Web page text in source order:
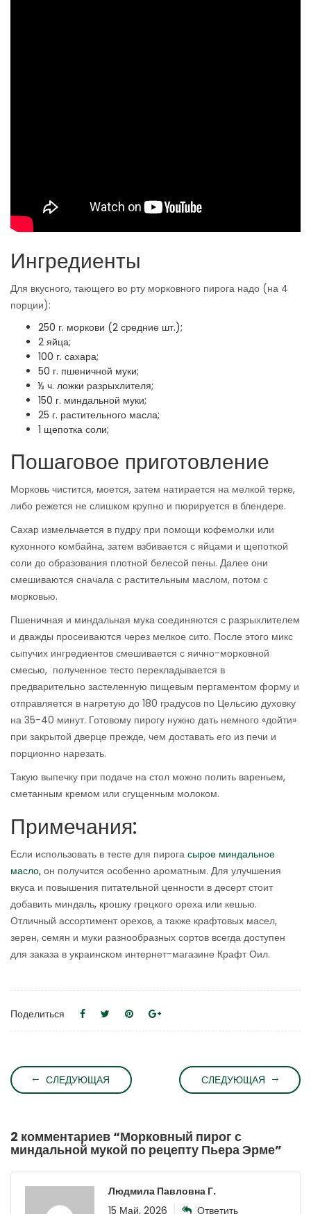
Ингредиенты
Для вкусного, тающего во рту морковного пирога надо (на 4
порции):
250 г. моркови (2 средние шт.);
2 яйца;
100 г. сахара;
50 г. пшеничной муки;
½ ч. ложки разрыхлителя;
150 г. миндальной муки;
25 г. растительного масла;
1 щепотка соли;
Пошаговое приготовление
Морковь чистится, моется, затем натирается на мелкой терке,
либо режется не слишком крупно и пюрируется в блендере.
Сахар измельчается в пудру при помощи кофемолки или
кухонного комбайна, затем взбивается с яйцами и щепоткой
соли до образования плотной белесой пены. Далее они
смешиваются сначала с растительным маслом, потом с
морковью.
Пшеничная и миндальная мука соединяются с разрыхлителем
и дважды просеиваются через мелкое сито. После этого микс
сыпучих ингредиентов смешивается с яично-морковной
смесью, полученное тесто перекладывается в
предварительно застеленную пищевым пергаментом форму и
отправляется в нагретую до 180 градусов по Цельсию духовку
на 35-40 минут. Готовому пирогу нужно дать немного «дойти»
при закрытой дверце прежде, чем доставать его из печи и
порционно нарезать.
Такую выпечку при подаче на стол можно полить вареньем,
сметанным кремом или сгущенным молоком.
Примечания:
Если использовать в тесте для пирога сырое миндальное
масло, он получится особенно ароматным. Для улучшения
вкуса и повышения питательной ценности в десерт стоит
добавить миндаль, крошку грецкого ореха или кешью.
Отличный ассортимент орехов, а также крафтовых масел,
зерен, семян и муки разнообразных сортов всегда доступен
для заказа в украинском интернет-магазине Крафт Оил.
Поделиться
СЛЕДУЮЩАЯ СЛЕДУЮЩАЯ
2 комментариев “Морковный пирог с
миндальной мукой по рецепту Пьера Эрме”
Людмила Павловна Г.
15 Май, 2026
Ответить